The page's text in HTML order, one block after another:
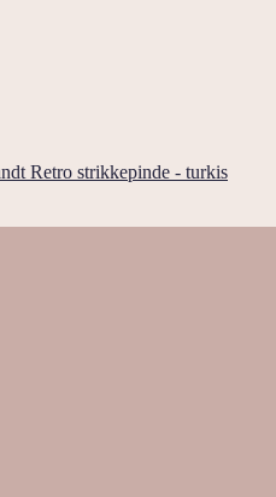
Retro strikkepinde - turkis